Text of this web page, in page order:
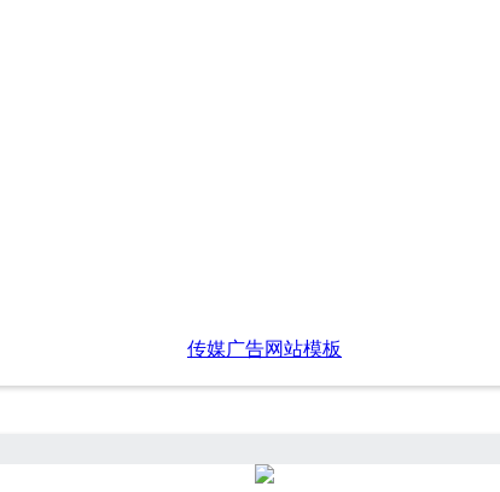
传媒广告网站模板